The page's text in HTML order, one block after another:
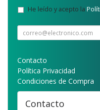
He leído y acepto la
Contacto
Política Privacidad
Condiciones de Compra
Contacto